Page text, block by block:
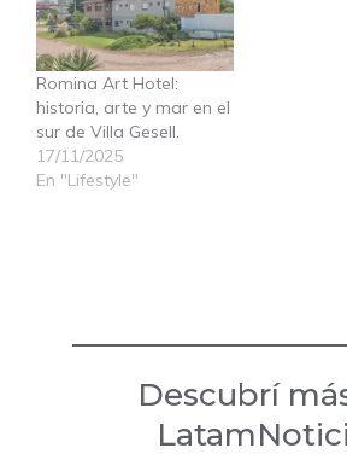
Romina Art Hotel:
historia, arte y mar en el
sur de Villa Gesell.
17/11/2025
En "Lifestyle"
Descubrí